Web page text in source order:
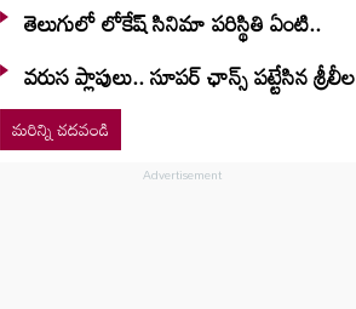
తెలుగులో లోకేష్ సినిమా పరిస్థితి ఏంటి..
వరుస ప్లాపులు.. సూపర్ ఛాన్స్ పట్టేసిన శ్రీలీల
మరిన్ని చదవండి